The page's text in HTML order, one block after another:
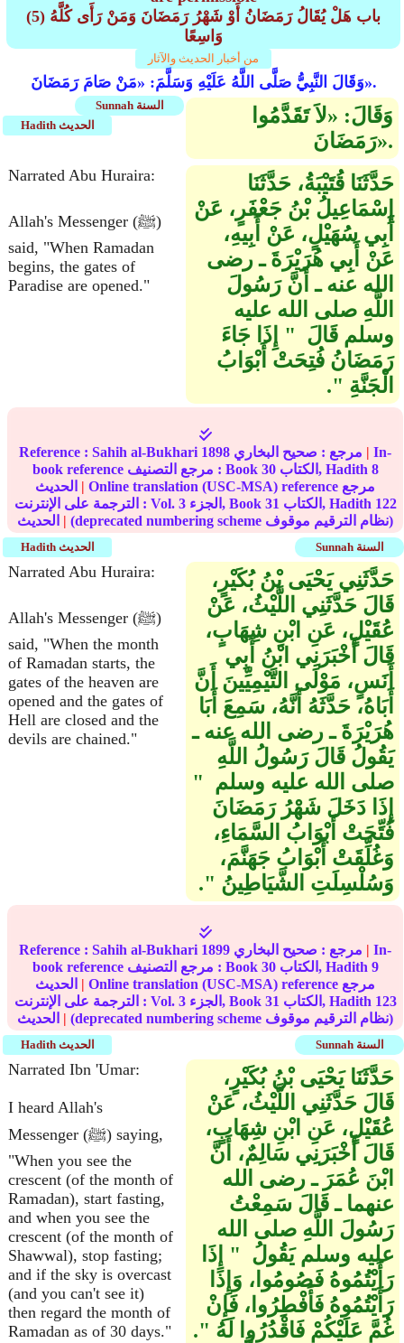
(5) باب هَلْ يُقَالُ رَمَضَانُ أَوْ شَهْرُ رَمَضَانَ وَمَنْ رَأَى كُلَّهُ
وَاسِعًا
من أخبار الحديث والآثار
وَقَالَ النَّبِيُّ صَلَّى اللَّهُ عَلَيْهِ وَسَلَّمَ: «مَنْ صَامَ رَمَضَانَ».
وَقَالَ: «لاَ تَقَدَّمُوا
رَمَضَانَ».
Sunnah السنة
Hadith الحديث
Narrated Abu Huraira:
Allah's Messenger (ﷺ)
said, "When Ramadan
begins, the gates of
Paradise are opened."
حَدَّثَنَا قُتَيْبَةُ، حَدَّثَنَا
إِسْمَاعِيلُ بْنُ جَعْفَرٍ، عَنْ
أَبِي سُهَيْلٍ، عَنْ أَبِيهِ،
عَنْ أَبِي هُرَيْرَةَ ـ رضى
الله عنه ـ أَنَّ رَسُولَ
اللَّهِ صلى الله عليه
وسلم قَالَ ‏ "‏ إِذَا جَاءَ
رَمَضَانُ فُتِحَتْ أَبْوَابُ
الْجَنَّةِ ‏"‏‏.‏
Reference : Sahih al-Bukhari 1898 مرجع : صحيح البخاري | In-
book reference مرجع التصنيف : Book 30 الكتاب, Hadith 8
| Online translation (USC-MSA) reference مرجع
الترجمة على الإنترنت : Vol. 3 الجزء, Book 31 الكتاب, Hadith 122
| (deprecated numbering scheme نظام الترقيم موقوف)
Sunnah السنة Hadith الحديث
Narrated Abu Huraira:
Allah's Messenger (ﷺ)
said, "When the month
of Ramadan starts, the
gates of the heaven are
opened and the gates of
Hell are closed and the
devils are chained."
حَدَّثَنِي يَحْيَى بْنُ بُكَيْرٍ،
قَالَ حَدَّثَنِي اللَّيْثُ، عَنْ
عُقَيْلٍ، عَنِ ابْنِ شِهَابٍ،
قَالَ أَخْبَرَنِي ابْنُ أَبِي
أَنَسٍ، مَوْلَى التَّيْمِيِّينَ أَنَّ
أَبَاهُ، حَدَّثَهُ أَنَّهُ، سَمِعَ أَبَا
هُرَيْرَةَ ـ رضى الله عنه ـ
يَقُولُ قَالَ رَسُولُ اللَّهِ
صلى الله عليه وسلم ‏ "‏
إِذَا دَخَلَ شَهْرُ رَمَضَانَ
فُتِّحَتْ أَبْوَابُ السَّمَاءِ،
وَغُلِّقَتْ أَبْوَابُ جَهَنَّمَ،
وَسُلْسِلَتِ الشَّيَاطِينُ ‏"‏‏.‏
Reference : Sahih al-Bukhari 1899 مرجع : صحيح البخاري | In-
book reference مرجع التصنيف : Book 30 الكتاب, Hadith 9
| Online translation (USC-MSA) reference مرجع
الترجمة على الإنترنت : Vol. 3 الجزء, Book 31 الكتاب, Hadith 123
| (deprecated numbering scheme نظام الترقيم موقوف)
Sunnah السنة Hadith الحديث
Narrated Ibn 'Umar:
I heard Allah's
Messenger (ﷺ) saying,
"When you see the
crescent (of the month of
Ramadan), start fasting,
and when you see the
crescent (of the month of
Shawwal), stop fasting;
and if the sky is overcast
(and you can't see it)
then regard the month of
Ramadan as of 30 days."
حَدَّثَنَا يَحْيَى بْنُ بُكَيْرٍ،
قَالَ حَدَّثَنِي اللَّيْثُ، عَنْ
عُقَيْلٍ، عَنِ ابْنِ شِهَابٍ،
قَالَ أَخْبَرَنِي سَالِمٌ، أَنَّ
ابْنَ عُمَرَ ـ رضى الله
عنهما ـ قَالَ سَمِعْتُ
رَسُولَ اللَّهِ صلى الله
عليه وسلم يَقُولُ ‏ "‏ إِذَا
رَأَيْتُمُوهُ فَصُومُوا، وَإِذَا
رَأَيْتُمُوهُ فَأَفْطِرُوا، فَإِنْ
غُمَّ عَلَيْكُمْ فَاقْدُرُوا لَهُ ‏"‏‏.‏